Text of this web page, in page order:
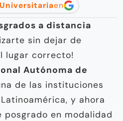
en
a distancia
sin dejar de
lugar correcto!
Autónoma de
de las instituciones
y ahora
en modalidad